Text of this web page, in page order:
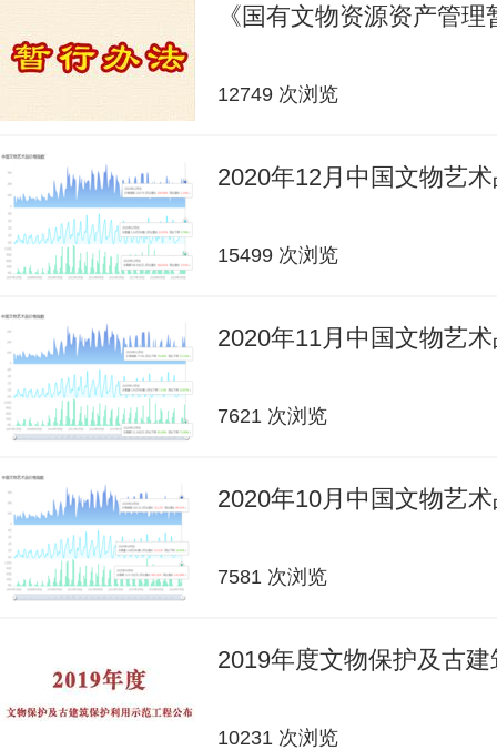
《国有文物资源资产管
12749 次浏览
2020年12月中国文物艺
15499 次浏览
2020年11月中国文物艺
7621 次浏览
2020年10月中国文物艺
7581 次浏览
2019年度文物保护及古
10231 次浏览